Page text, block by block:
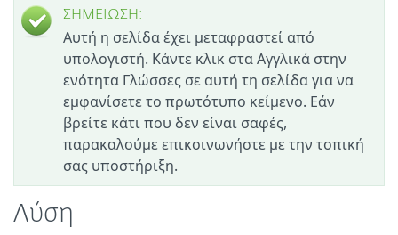
ΣΗΜΕΙΩΣΗ:
Αυτή η σελίδα έχει μεταφραστεί από
υπολογιστή. Κάντε κλικ στα Αγγλικά στην
ενότητα Γλώσσες σε αυτή τη σελίδα για να
εμφανίσετε το πρωτότυπο κείμενο. Εάν
βρείτε κάτι που δεν είναι σαφές,
παρακαλούμε επικοινωνήστε με την τοπική
σας υποστήριξη.
Λύση